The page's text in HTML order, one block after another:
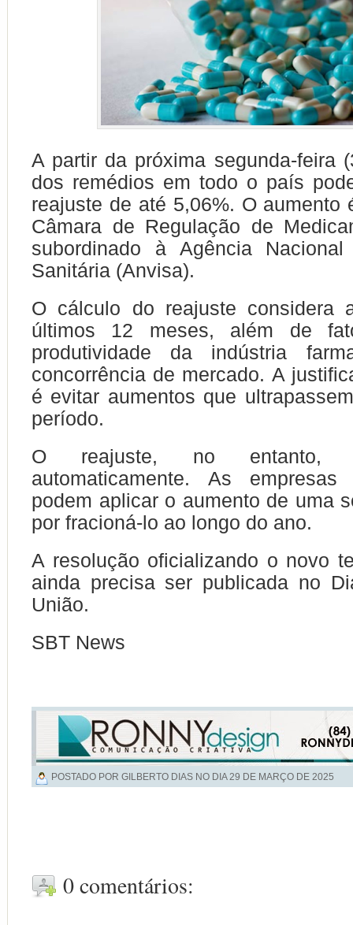
A partir da próxima segunda-feira
dos remédios em todo o país
reajuste de até 5,06%. O aumento
Câmara de Regulação de
subordinado à Agência
Sanitária (Anvisa).
O cálculo do reajuste considera
últimos 12 meses, além de
produtividade da indústria
concorrência de mercado. A
é evitar aumentos que
período.
O reajuste, no entanto,
automaticamente. As empresas
podem aplicar o aumento de uma
por fracioná-lo ao longo do ano.
A resolução oficializando o novo
ainda precisa ser publicada no
União.
SBT News
POSTADO POR GILBERTO DIAS NO DIA29 DE MARÇO DE 2025
0 comentários: